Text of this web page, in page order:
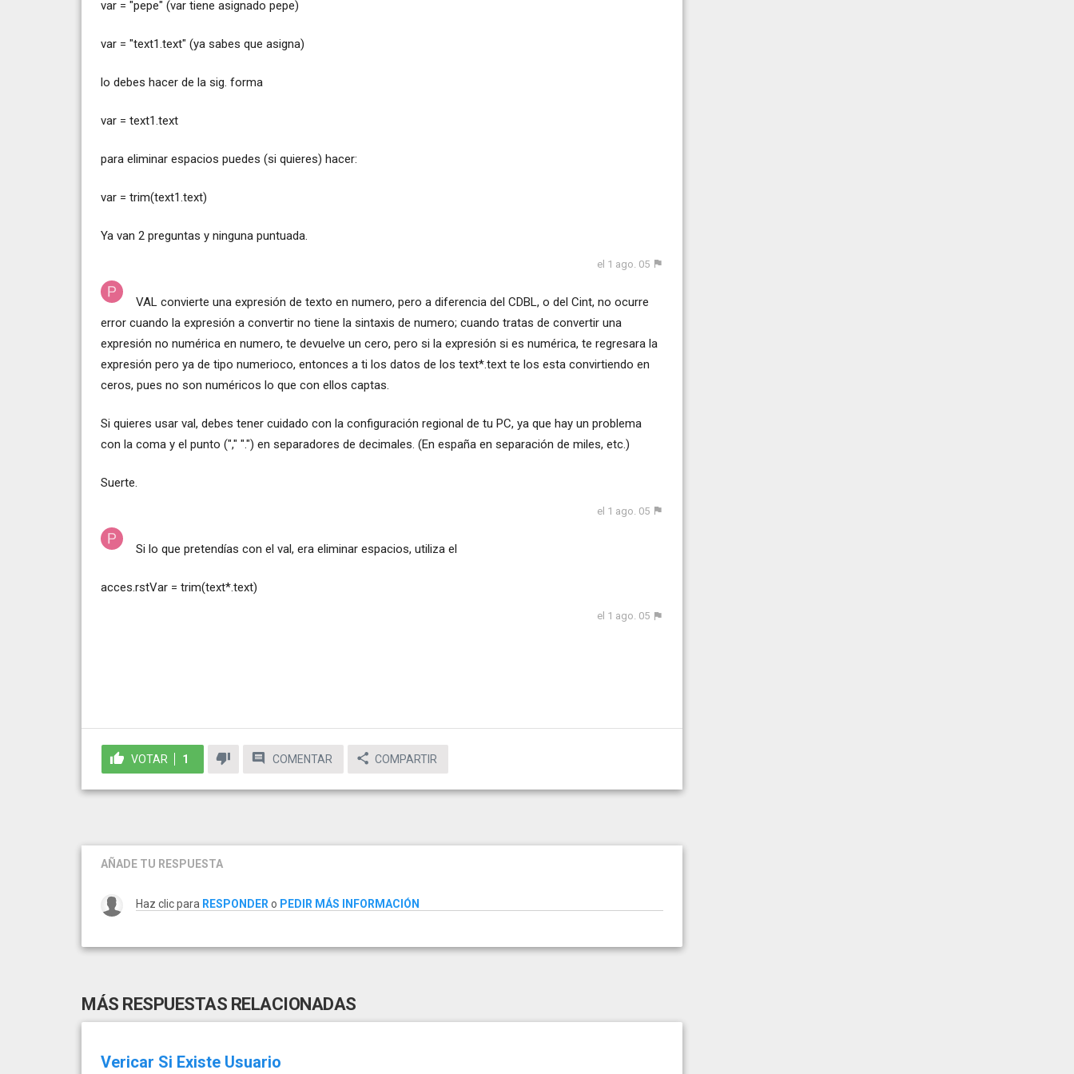
var = "pepe" (var tiene asignado pepe)
var = "text1.text" (ya sabes que asigna)
lo debes hacer de la sig. forma
var = text1.text
para eliminar espacios puedes (si quieres) hacer:
var = trim(text1.text)
Ya van 2 preguntas y ninguna puntuada.
el 1 ago. 05
VAL convierte una expresión de texto en numero, pero a diferencia del CDBL, o del Cint, no ocurre
error cuando la expresión a convertir no tiene la sintaxis de numero; cuando tratas de convertir una
expresión no numérica en numero, te devuelve un cero, pero si la expresión si es numérica, te regresara la
expresión pero ya de tipo numerioco, entonces a ti los datos de los text*.text te los esta convirtiendo en
ceros, pues no son numéricos lo que con ellos captas.
Si quieres usar val, debes tener cuidado con la configuración regional de tu PC, ya que hay un problema
con la coma y el punto ("," ".") en separadores de decimales. (En españa en separación de miles, etc.)
Suerte.
el 1 ago. 05
Si lo que pretendías con el val, era eliminar espacios, utiliza el
acces.rstVar = trim(text*.text)
el 1 ago. 05
VOTAR 1 COMENTAR COMPARTIR
AÑADE TU RESPUESTA
Haz clic para RESPONDER o PEDIR MÁS INFORMACIÓN
MÁS RESPUESTAS RELACIONADAS
Vericar Si Existe Usuario